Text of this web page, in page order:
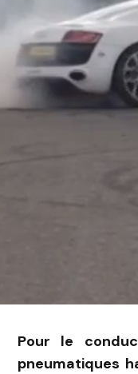
Pour le
pneumatiques